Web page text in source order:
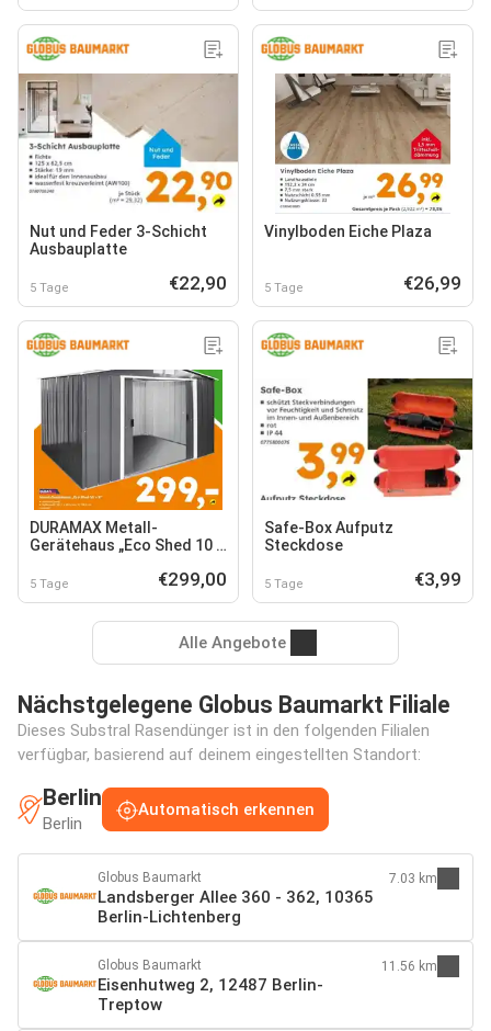
Nut und Feder 3-Schicht
Ausbauplatte
5 Tage €22,90
Vinylboden Eiche Plaza
5 Tage €26,99
DURAMAX Metall-
Gerätehaus „Eco Shed 10 x
5 Tage €299,00
Safe-Box Aufputz
Steckdose
5 Tage €3,99
Alle Angebote
Nächstgelegene Globus Baumarkt Filiale
Dieses Substral Rasendünger ist in den folgenden Filialen
verfügbar, basierend auf deinem eingestellten Standort:
Berlin
Berlin
Automatisch erkennen
Globus Baumarkt
Landsberger Allee 360 - 362, 10365
Berlin-Lichtenberg
7.03 km
Globus Baumarkt
Eisenhutweg 2, 12487 Berlin-
Treptow
11.56 km